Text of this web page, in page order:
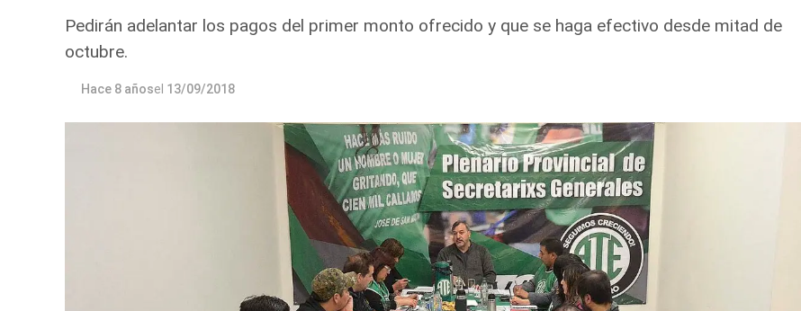
Pedirán adelantar los pagos del primer monto ofrecido y que se haga efectivo desde mitad de
octubre.
Hace 8 añosel 13/09/2018